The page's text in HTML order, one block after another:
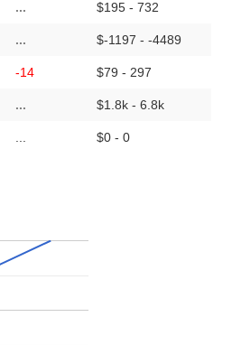
... $195 - 732
... $-1197 - -4489
-14 $79 - 297
... $1.8k - 6.8k
$0 - 0